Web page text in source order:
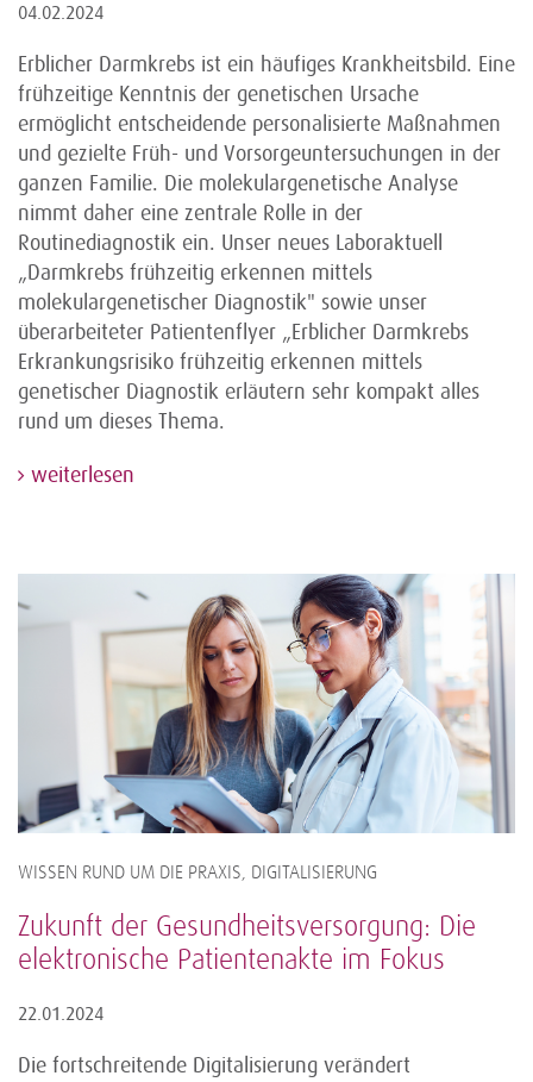
04.02.2024
Erblicher Darmkrebs ist ein häufiges Krankheitsbild. Eine
frühzeitige Kenntnis der genetischen Ursache
ermöglicht entscheidende personalisierte Maßnahmen
und gezielte Früh- und Vorsorgeuntersuchungen in der
ganzen Familie. Die molekulargenetische Analyse
nimmt daher eine zentrale Rolle in der
Routinediagnostik ein. Unser neues Laboraktuell
„Darmkrebs frühzeitig erkennen mittels
molekulargenetischer Diagnostik" sowie unser
überarbeiteter Patientenflyer „Erblicher Darmkrebs
Erkrankungsrisiko frühzeitig erkennen mittels
genetischer Diagnostik erläutern sehr kompakt alles
rund um dieses Thema.
weiterlesen
WISSEN RUND UM DIE PRAXIS, DIGITALISIERUNG
Zukunft der Gesundheitsversorgung: Die
elektronische Patientenakte im Fokus
22.01.2024
Die fortschreitende Digitalisierung verändert